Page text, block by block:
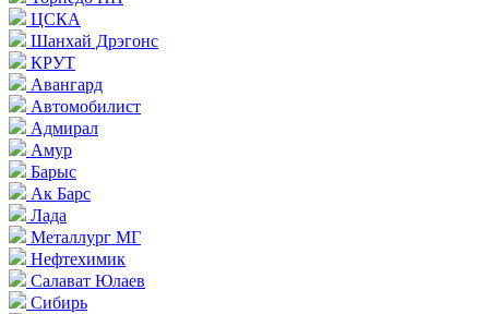
ЦСКА
Шанхай Дрэгонс
КРУТ
Авангард
Автомобилист
Адмирал
Амур
Барыс
Ак Барс
Лада
Металлург МГ
Нефтехимик
Салават Юлаев
Сибирь